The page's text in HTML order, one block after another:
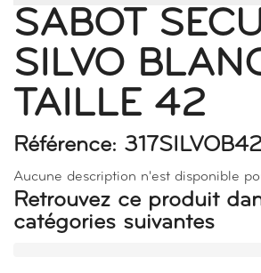
SABOT
SILVO
TAILLE 42
Référence: 317SILVOB42
Aucune description n'est disponible
Retrouvez ce produit
catégories suivantes